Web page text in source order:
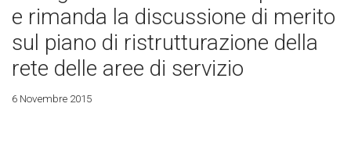
e rimanda la discussione di merito
sul piano di ristrutturazione della
rete delle aree di servizio
6 Novembre 2015